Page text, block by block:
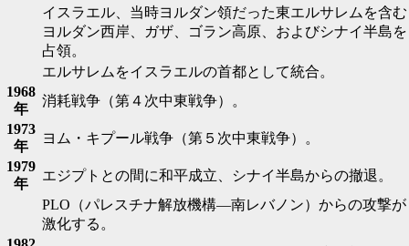
イスラエル、当時ヨルダン領だった東エルサレムを含む
ヨルダン西岸、ガザ、ゴラン高原、およびシナイ半島を
占領。
エルサレムをイスラエルの首都として統合。
1968
年
消耗戦争（第４次中東戦争）。
1973
年
ヨム・キプール戦争（第５次中東戦争）。
1979
年
エジプトとの間に和平成立、シナイ半島からの撤退。
PLO（パレスチナ解放機構―南レバノン）からの攻撃が
激化する。